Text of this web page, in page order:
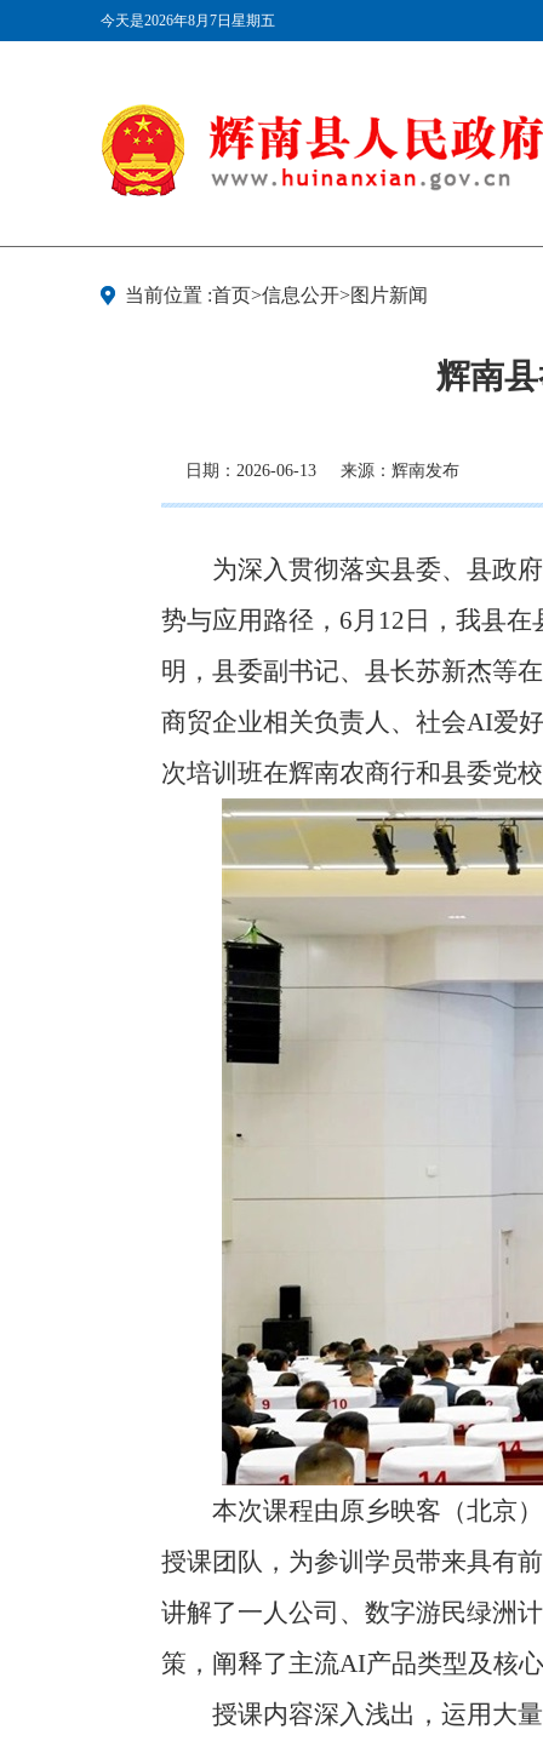
今天是2026年8月7日星期五
当前位置 :首页>信息公开>图片新闻
辉南
日期：2026-06-13 来源：辉南发布
为深入贯彻落实县委、县政府
势与应用路径，6月12日，我县
明，县委副书记、县长苏新杰等
商贸企业相关负责人、社会AI爱
次培训班在辉南农商行和县委党
本次课程由原乡映客（北京）
授课团队，为参训学员带来具有
讲解了一人公司、数字游民绿洲
策，阐释了主流AI产品类型及核
授课内容深入浅出，运用大量